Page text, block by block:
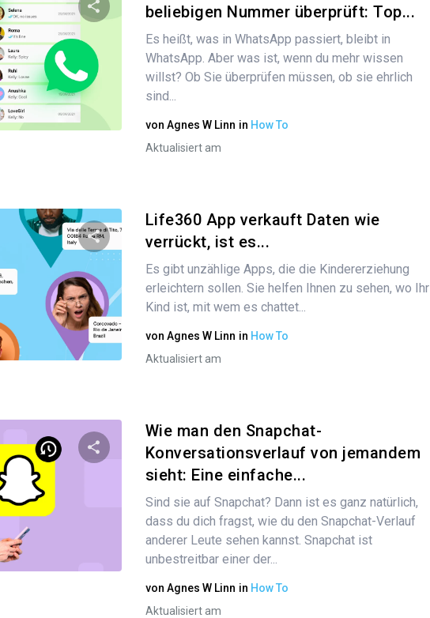
Diesen Artikel teilen
beliebigen Nummer überprüft: Top...
Es heißt, was in WhatsApp passiert, bleibt in
WhatsApp. Aber was ist, wenn du mehr wissen
willst? Ob Sie überprüfen müssen, ob sie ehrlich
sind...
von Agnes W Linn in How To
Aktualisiert am
Diesen Artikel teilen
Twitter Facebook Link kopieren
Life360 App verkauft Daten wie
verrückt, ist es...
Es gibt unzählige Apps, die die Kindererziehung
erleichtern sollen. Sie helfen Ihnen zu sehen, wo Ihr
Kind ist, mit wem es chattet...
von Agnes W Linn in How To
Aktualisiert am
Facebook Link kopieren
Wie man den Snapchat-
Konversationsverlauf von jemandem
sieht: Eine einfache...
Sind sie auf Snapchat? Dann ist es ganz natürlich,
dass du dich fragst, wie du den Snapchat-Verlauf
anderer Leute sehen kannst. Snapchat ist
unbestreitbar einer der...
von Agnes W Linn in How To
Aktualisiert am